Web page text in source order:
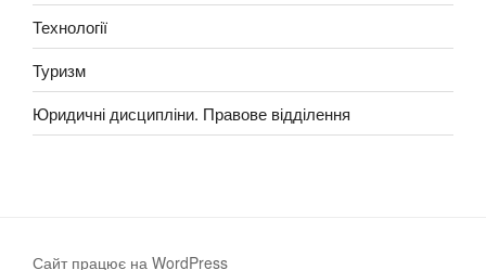
Технології
Туризм
Юридичні дисципліни. Правове відділення
Сайт працює на WordPress